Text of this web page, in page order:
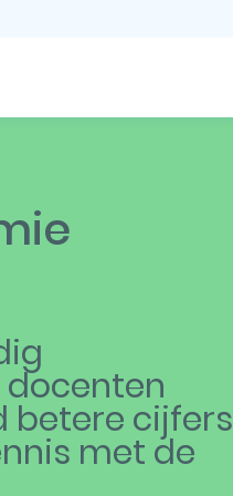
betere cijfers
met de